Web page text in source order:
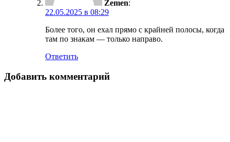
Zemen:
22.05.2025 в 08:29
Более того, он ехал прямо с крайней полосы, когда
там по знакам — только направо.
Ответить
Добавить комментарий